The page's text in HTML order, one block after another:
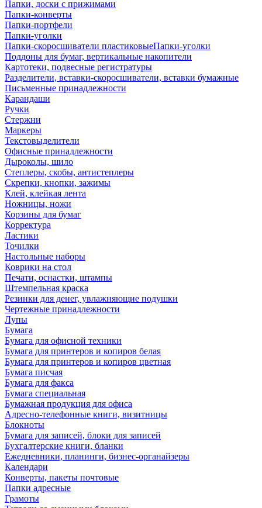
Папки, доски с прижимами
Папки-конверты
Папки-портфели
Папки-уголки
Папки-скоросшиватели пластиковыеПапки-уголки
Поддоны для бумаг, вертикальные накопители
Картотеки, подвесные регистратуры
Разделители, вставки-скоросшиватели, вставки бумажные
Письменные принадлежности
Карандаши
Ручки
Стержни
Маркеры
Текстовыделители
Офисные принадлежности
Дыроколы, шило
Степлеры, скобы, антистеплеры
Скрепки, кнопки, зажимы
Клей, клейкая лента
Ножницы, ножи
Корзины для бумаг
Корректура
Ластики
Точилки
Настольные наборы
Коврики на стол
Печати, оснастки, штампы
Штемпельная краска
Резинки для денег, увлажняющие подушки
Чертежные принадлежности
Лупы
Бумага
Бумага для офисной техники
Бумага для принтеров и копиров белая
Бумага для принтеров и копиров цветная
Бумага писчая
Бумага для факса
Бумага специальная
Бумажная продукция для офиса
Адресно-телефонные книги, визитницы
Блокноты
Бумага для записей, блоки для записей
Бухгалтерские книги, бланки
Ежедневники, планинги, бизнес-органайзеры
Календари
Конверты, пакеты почтовые
Папки адресные
Грамоты